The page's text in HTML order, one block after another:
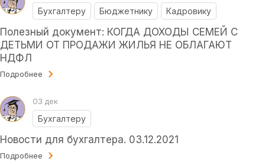
Бухгалтеру Бюджетнику Кадровику
Полезный документ: КОГДА ДОХОДЫ СЕМЕЙ С
ДЕТЬМИ ОТ ПРОДАЖИ ЖИЛЬЯ НЕ ОБЛАГАЮТ
НДФЛ
Подробнее
Бухгалтеру
03 дек
Новости для бухгалтера. 03.12.2021
Подробнее